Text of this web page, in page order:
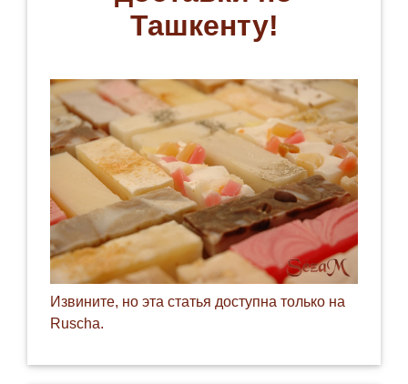
Ташкенту!
Извините, но эта статья доступна только на
Ruscha.